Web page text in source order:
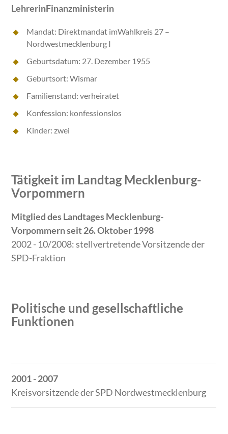
LehrerinFinanzministerin
Mandat: Direktmandat imWahlkreis 27 –
Nordwestmecklenburg I
Geburtsdatum: 27. Dezember 1955
Geburtsort: Wismar
Familienstand: verheiratet
Konfession: konfessionslos
Kinder: zwei
Tätigkeit im Landtag Mecklenburg-
Vorpommern
Mitglied des Landtages Mecklenburg-
Vorpommern seit 26. Oktober 1998
2002 - 10/2008: stellvertretende Vorsitzende der
SPD-Fraktion
Politische und gesellschaftliche
Funktionen
Zeitraum
Tätigkeit
2001 - 2007
Kreisvorsitzende der SPD Nordwestmecklenburg